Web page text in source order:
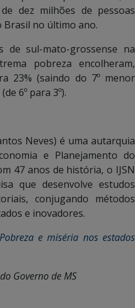
dez milhões de pessoas
Brasil no último ano.
de sul-mato-grossense na
pobreza encolheram,
23% (saindo do 7º menor
6º para 3º).
Neves) é uma autarquia
e Planejamento do
47 anos de história, o IJSN
que desenvolve estudos
conjugando métodos
e inovadores.
e miséria nos estados
Governo de MS